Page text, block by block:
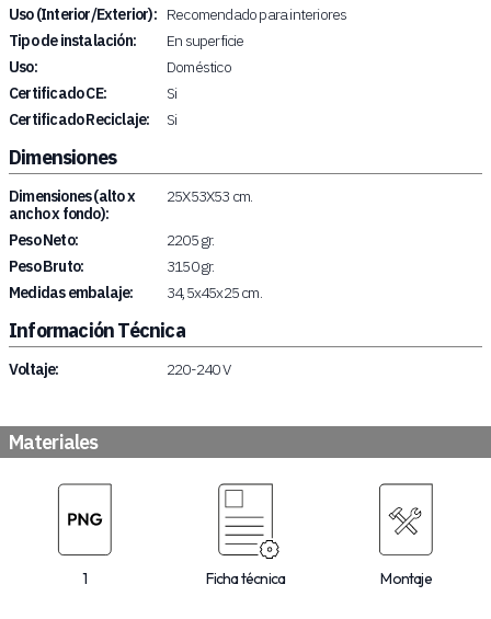
Uso (Interior/Exterior): Recomendado para interiores
Tipo de instalación:
En superficie
Uso:
Doméstico
Certificado CE:
Si
Certificado Reciclaje:
Si
Dimensiones
Dimensiones (alto x
ancho x fondo):
25X53X53 cm.
Peso Neto:
2205 gr.
Peso Bruto:
3150 gr.
Medidas embalaje:
34,5x45x25 cm.
Información Técnica
Voltaje: 220-240 V
Materiales
1 Ficha técnica Montaje